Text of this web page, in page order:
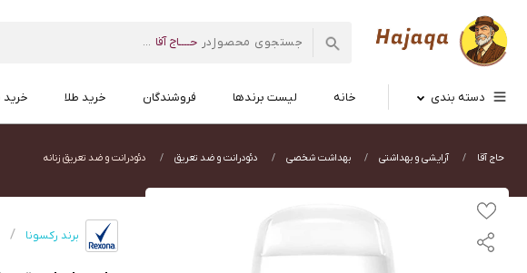
درحــــاج آقا
دسته بندی خانه لیست برندها فروشندگان خرید طلا خرید
حاج آقا آرایشی و بهداشتی بهداشت شخصی دئودرانت و ضد تعریق دئودرانت و ضد تعریق زنانه
برند رکسونا